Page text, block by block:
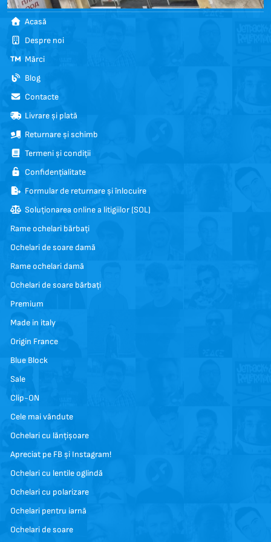
Acasă
Despre noi
Mărci
Blog
Contacte
Livrare și plată
Returnare și schimb
Termeni și condiții
Confidențialitate
Formular de returnare și înlocuire
Soluționarea online a litigiilor (SOL)
Rame ochelari bărbați
Ochelari de soare damă
Rame ochelari damă
Ochelari de soare bărbați
Premium
Made in italy
Origin France
Blue Block
Sale
Clip-ON
Cele mai vândute
Ochelari cu lănțișoare
Apreciat pe FB și Instagram!
Ochelari cu lentile oglindă
Ochelari cu polarizare
Ochelari pentru iarnă
Ochelari de soare